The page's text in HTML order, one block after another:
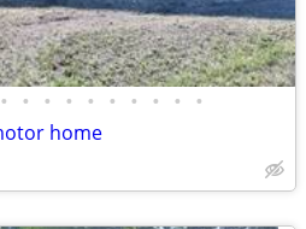
• • • • • • • • • •
home